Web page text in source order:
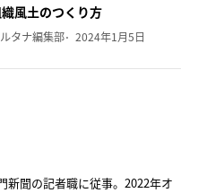
風土のつくり方
タナ編集部 2024年1月5日
新聞の記者職に従事。2022年オ